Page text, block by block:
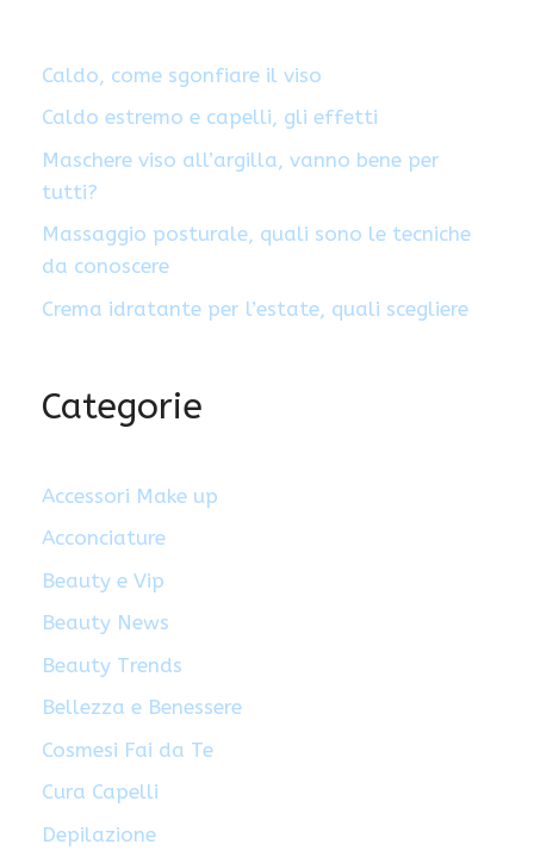
Caldo, come sgonfiare il viso
Caldo estremo e capelli, gli effetti
Maschere viso all’argilla, vanno bene per
tutti?
Massaggio posturale, quali sono le tecniche
da conoscere
Crema idratante per l’estate, quali scegliere
Categorie
Accessori Make up
Acconciature
Beauty e Vip
Beauty News
Beauty Trends
Bellezza e Benessere
Cosmesi Fai da Te
Cura Capelli
Depilazione